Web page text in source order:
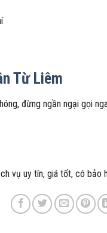
Từ Liêm
đừng ngần ngại gọi
vụ uy tín, giá tốt, có bảo